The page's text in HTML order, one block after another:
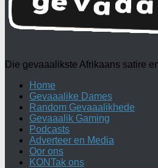
Die gevaaalikste Afrikaans satire
Home
Gevaaalike Dames
Random Gevaaalikhede
Gevaaalik Gaming
Podcasts
Adverteer en Media
Oor ons
KONTak ons